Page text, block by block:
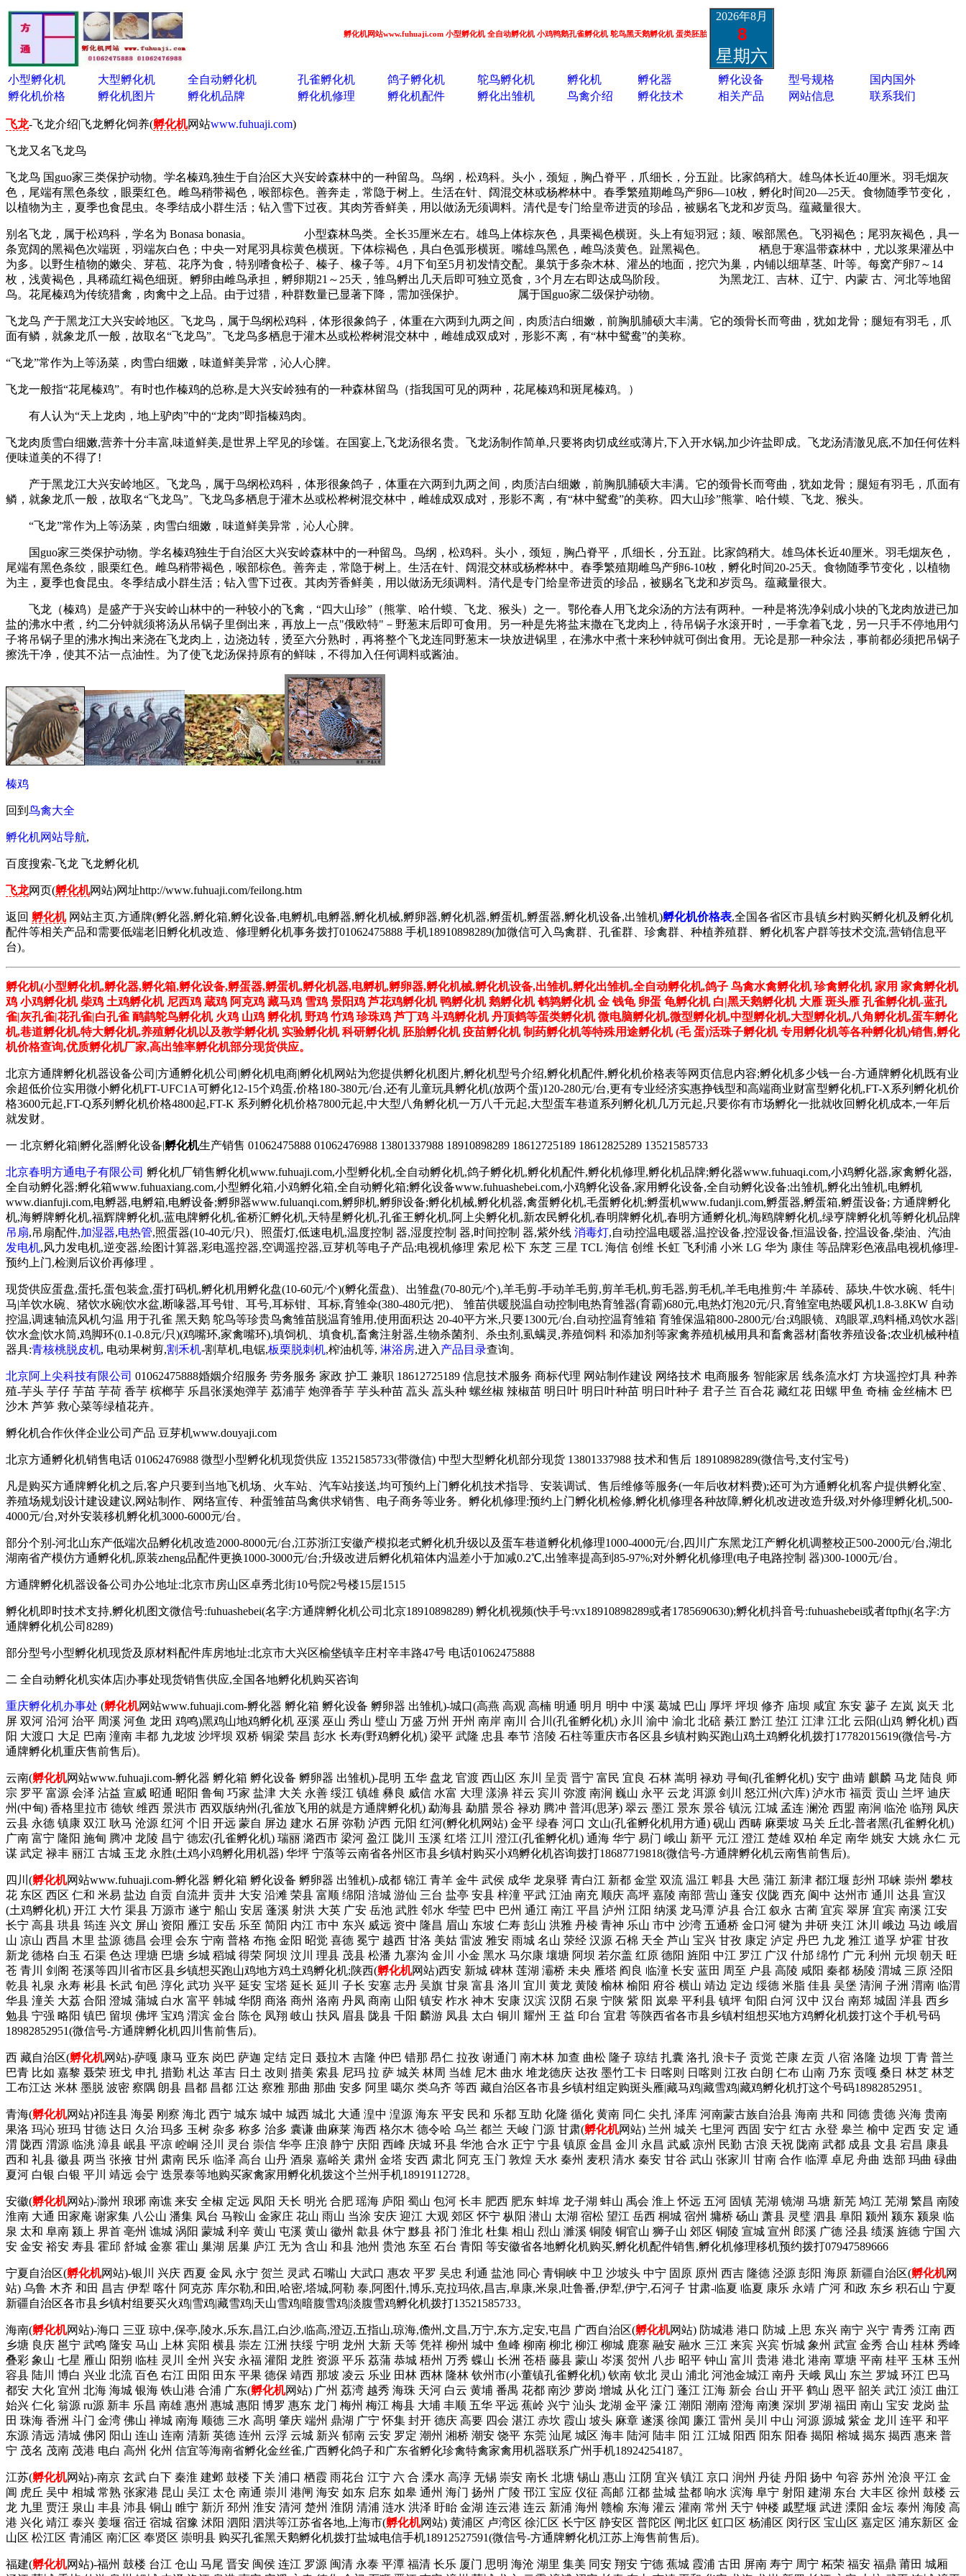
孵化机网站www.fuhuaji.com 小型孵化机 全自动孵化机 小鸡鸭鹅孔雀孵化机 鸵鸟黑天鹅孵化机 蛋类胚胎疫苗孵化机 13801337988
2026年8月
8
星期六
小型孵化机 大型孵化机 全自动孵化机 孔雀孵化机 鸽子孵化机 鸵鸟孵化机 孵化机 孵化器 孵化设备 型号规格
国内国外
孵化机价格
孵化机图片 孵化机品牌 孵化机修理 孵化机配件 孵化出雏机 鸟禽介绍 孵化技术 相关产品 网站信息 联系我们
飞龙-飞龙介绍|飞龙孵化饲养(孵化机网站www.fuhuaji.com)
飞龙又名飞龙鸟
飞龙鸟 国guo家三类保护动物。学名榛鸡,独生于自治区大兴安岭森林中的一种留鸟。鸟纲，松鸡科。头小，颈短，胸凸脊平，爪细长，分五趾。比家鸽稍大。雄鸟体长近40厘米。羽毛烟灰
色，尾端有黑色条纹，眼栗红色。雌鸟稍带褐色，喉部棕色。善奔走，常隐于树上。生活在针、阔混交林或杨桦林中。春季繁殖期雌鸟产卵6—10枚，孵化时间20—25天。食物随季节变化，
以植物为主，夏季也食昆虫。冬季结成小群生活；钻入雪下过夜。其肉芳香鲜美，用以做汤无须调料。清代是专门给皇帝进贡的珍品，被赐名飞龙和岁贡鸟。蕴藏量很大。
别名飞龙，属于松鸡科，学名为 Bonasa bonasia。 小型森林鸟类。全长35厘米左右。雄鸟上体棕灰色，具栗褐色横斑。头上有短羽冠；颏、喉部黑色。飞羽褐色；尾羽灰褐色，具一
条宽阔的黑褐色次端斑，羽端灰白色；中央一对尾羽具棕黄色横斑。下体棕褐色，具白色弧形横斑。嘴雄鸟黑色，雌鸟淡黄色。趾黑褐色。 栖息于寒温带森林中，尤以浆果灌丛中
为多。以野生植物的嫩尖、芽苞、花序为食，特别嗜食松子、榛子、橡子等。4月下旬至5月初发情交配。巢筑于多杂木林、灌丛的地面，挖穴为巢，内铺以细草茎、叶等。每窝产卵7～14
枚，浅黄褐色，具稀疏红褐色细斑。孵卵由雌鸟承担，孵卵期21～25天，雏鸟孵出几天后即可独立觅食，3个月左右即达成鸟阶段。 为黑龙江、吉林、辽宁、内蒙 古、河北等地留
鸟。花尾榛鸡为传统猎禽，肉禽中之上品。由于过猎，种群数量已显著下降，需加强保护。 属于国guo家二级保护动物。
飞龙鸟 产于黑龙江大兴安岭地区。飞龙鸟，属于鸟纲松鸡科，体形很象鸽子，体重在六两到九两之间，肉质洁白细嫩，前胸肌脯硕大丰满。它的颈骨长而弯曲，犹如龙骨；腿短有羽毛，爪
面有鳞，就象龙爪一般，故取名“飞龙鸟”。飞龙鸟多栖息于灌木丛或松桦树混交林中，雌雄成双成对，形影不离，有“林中鸳鸯”的美称。
“飞龙”常作为上等汤菜，肉雪白细嫩，味道鲜美异常，沁人心脾。
飞龙一般指“花尾榛鸡”。有时也作榛鸡的总称,是大兴安岭独有的一种森林留鸟（指我国可见的两种，花尾榛鸡和斑尾榛鸡。）
有人认为“天上龙肉，地上驴肉”中的“龙肉”即指榛鸡肉。
飞龙肉质雪白细嫩,营养十分丰富,味道鲜美,是世界上罕见的珍馐。在国宴上,飞龙汤很名贵。飞龙汤制作简单,只要将肉切成丝或薄片,下入开水锅,加少许盐即成。飞龙汤清澈见底,不加任何佐料
便味道美的不得了!
产于黑龙江大兴安岭地区。飞龙鸟，属于鸟纲松鸡科，体形很象鸽子，体重在六两到九两之间，肉质洁白细嫩，前胸肌脯硕大丰满。它的颈骨长而弯曲，犹如龙骨；腿短有羽毛，爪面有
鳞，就象龙爪一般，故取名“飞龙鸟”。飞龙鸟多栖息于灌木丛或松桦树混交林中，雌雄成双成对，形影不离，有“林中鸳鸯”的美称。四大山珍”熊掌、哈什蟆、飞龙、猴头。
“飞龙”常作为上等汤菜，肉雪白细嫩，味道鲜美异常，沁人心脾。
国guo家三类保护动物。学名榛鸡独生于自治区大兴安岭森林中的一种留鸟。鸟纲，松鸡科。头小，颈短，胸凸脊平，爪细长，分五趾。比家鸽稍大。雄鸟体长近40厘米。羽毛烟灰色，
尾端有黑色条纹，眼栗红色。雌鸟稍带褐色，喉部棕色。善奔走，常隐于树上。生活在针、阔混交林或杨桦林中。春季繁殖期雌鸟产卵6-10枚，孵化时间20-25天。食物随季节变化，以植物
为主，夏季也食昆虫。冬季结成小群生活；钻入雪下过夜。其肉芳香鲜美，用以做汤无须调料。清代是专门给皇帝进贡的珍品，被赐名飞龙和岁贡鸟。蕴藏量很大。
飞龙（榛鸡）是盛产于兴安岭山林中的一种较小的飞禽，“四大山珍”（熊掌、哈什蟆、飞龙、猴头）之一。鄂伦春人用飞龙氽汤的方法有两种。一种是将洗净剁成小块的飞龙肉放进已加
盐的沸水中煮，约二分钟就须将汤从吊锅子里倒出来，再放上一点"俄欧特"－野葱末后即可食用。另一种是先将盐末撒在飞龙肉上，待吊锅子水滚开时，一手拿着飞龙，另一只手不停地用勺
子将吊锅子里的沸水掏出来浇在飞龙肉上，边浇边转，烫至六分熟时，再将整个飞龙连同野葱末一块放进锅里，在沸水中煮十来秒钟就可倒出食用。无论是那一种氽法，事前都必须把吊锅子
擦洗干净，使其不沾一点油性。为了使飞龙汤保持原有的鲜味，不得加入任何调料或酱油。
榛鸡
回到 鸟禽大全
孵化机网站导航,
百度搜索-飞龙 飞龙孵化机
飞龙网页(孵化机网站)网址http://www.fuhuaji.com/feilong.htm
返回 孵化机网站主页,方通牌(孵化器,孵化箱,孵化设备,电孵机,电孵器,孵化机械,孵卵器,孵化机器,孵蛋机,孵蛋器,孵化机设备,出雏机)孵化机价格表,全国各省区市县镇乡村购买孵化机及孵化机
配件等相关产品和需要低端老旧孵化机改造、修理孵化机事务拨打01062475888 手机18910898289(加微信可入鸟禽群、孔雀群、珍禽群、种植养殖群、孵化机客户群等技术交流,营销信息平
台)。
孵化机(小型孵化机,孵化器,孵化箱,孵化设备,孵蛋器,孵蛋机,孵化机器,电孵机,孵卵器,孵化机械,孵化机设备,出雏机,孵化出雏机,全自动孵化机,鸽子 鸟禽水禽孵化机 珍禽孵化机 家用 家禽孵化机
鸡 小鸡孵化机 柴鸡 土鸡孵化机 尼西鸡 蔵鸡 阿克鸡 藏马鸡 雪鸡 景阳鸡 芦花鸡孵化机 鸭孵化机 鹅孵化机 鹌鹑孵化机 金 钱龟 卵蛋 龟孵化机 白|黑天鹅孵化机 大雁 斑头雁 孔雀孵化机-蓝孔
雀|灰孔雀|花孔雀|白孔雀 鸸鹋鸵鸟孵化机 火鸡 山鸡 孵化机 野鸡 竹鸡 珍珠鸡 芦丁鸡 斗鸡孵化机 丹顶鹤等蛋类孵化机 微电脑孵化机,微型孵化机,中型孵化机,大型孵化机,八角孵化机,蛋车孵化
机,巷道孵化机,特大孵化机,养殖孵化机以及教学孵化机 实验孵化机 科研孵化机 胚胎孵化机 疫苗孵化机 制药孵化机等特殊用途孵化机 (毛 蛋)活珠子孵化机 专用孵化机等各种孵化机)销售,孵化
机价格查询,优质孵化机厂家,高出雏率孵化机部分现货供应。
北京方通牌孵化机器设备公司|方通孵化机公司|孵化机电商|孵化机网站为您提供孵化机图片,孵化机型号介绍,孵化机配件,孵化机价格表等网页信息内容;孵化机多少钱一台-方通牌孵化机既有业
余超低价位实用微小孵化机FT-UFC1A可孵化12-15个鸡蛋,价格180-380元/台,还有儿童玩具孵化机(放两个蛋)120-280元/台,更有专业经济实惠挣钱型和高端商业财富型孵化机,FT-X系列孵化机价
格3600元起,FT-Q系列孵化机价格4800起,FT-K 系列孵化机价格7800元起,中大型八角孵化机一万八千元起,大型蛋车巷道系列孵化机几万元起,只要你有市场孵化一批就收回孵化机成本,一年后
就发财。
一 北京孵化箱|孵化器|孵化设备|孵化机生产销售 01062475888 01062476988 13801337988 18910898289 18612725189 18612825289 13521585733
北京春明方通电子有限公司 孵化机厂销售孵化机www.fuhuaji.com,小型孵化机,全自动孵化机,鸽子孵化机,孵化机配件,孵化机修理,孵化机品牌;孵化器www.fuhuaqi.com,小鸡孵化器,家禽孵化器,
全自动孵化器;孵化箱www.fuhuaxiang.com,小型孵化箱,小鸡孵化箱,全自动孵化箱;孵化设备www.fuhuashebei.com,小鸡孵化设备,家用孵化设备,全自动孵化设备;出雏机,孵化出雏机,电孵机
www.dianfuji.com,电孵器,电孵箱,电孵设备;孵卵器www.fuluanqi.com,孵卵机,孵卵设备;孵化机械,孵化机器,禽蛋孵化机,毛蛋孵化机;孵蛋机www.fudanji.com,孵蛋器,孵蛋箱,孵蛋设备; 方通牌孵化
机,海孵牌孵化机,福辉牌孵化机,蓝电牌孵化机,雀桥汇孵化机,天特星孵化机,孔雀王孵化机,阿上尖孵化机,新农民孵化机,春明牌孵化机,春明方通孵化机,海鸥牌孵化机,绿亨牌孵化机等孵化机品牌
吊扇,吊扇配件,加湿器,电热管,照蛋器(10-40元/只)、照蛋灯,低速电机,温度控制 器,湿度控制 器,时间控制 器,紫外线 消毒灯,自动控温电暖器,温控设备,控湿设备,恒温设备, 控温设备,柴油、汽油
发电机,风力发电机,逆变器,绘图计算器,彩电遥控器,空调遥控器,豆芽机等电子产品;电视机修理 索尼 松下 东芝 三星 TCL 海信 创维 长虹 飞利浦 小米 LG 华为 康佳 等品牌彩色液晶电视机修理-
预约上门,检测后议价再修理 。
现货供应蛋盘,蛋托,蛋包装盒,蛋打码机,孵化机用孵化盘(10-60元/个)(孵化蛋盘)、出雏盘(70-80元/个),羊毛剪-手动羊毛剪,剪羊毛机,剪毛器,剪毛机,羊毛电推剪;牛 羊舔砖、舔块,牛饮水碗、牦牛|
马|羊饮水碗、猪饮水碗|饮水盆,断喙器,耳号钳、耳号,耳标钳、耳标,育雏伞(380-480元/把)、 雏苗供暖脱温自动控制电热育雏器(育霸)680元,电热灯泡20元/只,育雏室电热暖风机1.8-3.8KW 自动
控温,调速轴流风机匀温 用于孔雀 黑天鹅 鸵鸟等珍贵鸟禽雏苗脱温育雏用,使用面积达 20-40平方米,只要1300元/台,自动控温育雏箱 育雏保温箱800-2800元/台;鸡眼镜、鸡眼罩,鸡料桶,鸡饮水器|
饮水盒|饮水筒,鸡脚环(0.1-0.8元/只)(鸡嘴环,家禽嘴环),填饲机、填食机,畜禽注射器,生物杀菌剂、杀虫剂,虱螨灵,养殖饲料 和添加剂等家禽养殖机械用具和畜禽器材|畜牧养殖设备;农业机械种植
器具:青核桃脱皮机, 电动果树剪,割禾机-割草机,电锯,板栗脱刺机,榨油机等, 淋浴房,进入 产品目录查询。
北京阿上尖科技有限公司 01062475888婚姻介绍服务 劳务服务 家政 护工 兼职 18612725189 信息技术服务 商标代理 网站制作建设 网络技术 电商服务 智能家居 线条流水灯 方块遥控灯具 种养
殖-芋头 芋仔 芋苗 芋荷 香芋 槟榔芋 乐昌张溪炮弹芋 荔浦芋 炮弹香芋 芋头种苗 藠头 藠头种 螺丝椒 辣椒苗 明日叶 明日叶种苗 明日叶种子 君子兰 百合花 藏红花 田螺 甲鱼 奇楠 金丝楠木 巴
沙木 芦笋 救心菜等绿植花卉。
孵化机合作伙伴企业公司产品 豆芽机www.douyaji.com
北京方通孵化机销售电话 01062476988 微型小型孵化机现货供应 13521585733(带微信) 中型大型孵化机部分现货 13801337988 技术和售后 18910898289(微信号,支付宝号)
凡是购买方通牌孵化机之后,客户只要到当地飞机场、火车站、汽车站接送,均可预约上门孵化机技术指导、安装调试、售后维修等服务(一年后收材料费);还可为方通孵化机客户提供孵化室、
养殖场规划设计建设建议,网站制作、网络宣传、种蛋雏苗鸟禽供求销售、电子商务等业务。孵化机修理:预约上门孵化机检修,孵化机修理各种故障,孵化机改进改造升级,对外修理孵化机,500-
4000元/台,对外安装移机孵化机3000-6000元/台。
部分个别-河北山东产低端次品孵化机改造2000-8000元/台,江苏浙江安徽产模拟老式孵化机升级以及蛋车巷道孵化机修理1000-4000元/台,四川广东黑龙江产孵化机调整校正500-2000元/台,湖北
湖南省产模仿方通孵化机,原装zheng品配件更换1000-3000元/台;升级改进后孵化机箱体内温差小于加减0.2℃,出雏率提高到85-97%;对外孵化机修理(电子电路控制 器)300-1000元/台。
方通牌孵化机器设备公司办公地址:北京市房山区卓秀北街10号院2号楼15层1515
孵化机即时技术支持,孵化机图文微信号:fuhuashebei(名字:方通牌孵化机公司北京18910898289) 孵化机视频(快手号:vx18910898289或者1785690630);孵化机抖音号:fuhuashebei或者ftpfhj(名字:方
通牌孵化机公司8289)
部分型号小型孵化机现货及原材料配件库房地址:北京市大兴区榆垡镇辛庄村辛丰路47号 电话01062475888
二 全自动孵化机实体店|办事处现货销售供应,全国各地孵化机购买咨询
重庆孵化机办事处 (孵化机网站www.fuhuaji.com-孵化器 孵化箱 孵化设备 孵卵器 出雏机)-城口(高燕 高观 高楠 明通 明月 明中 中溪 葛城 巴山 厚坪 坪坝 修齐 庙坝 咸宜 东安 蓼子 左岚 岚天 北
屏 双河 沿河 治平 周溪 河鱼 龙田 鸡鸣)黑鸡山地鸡孵化机 巫溪 巫山 秀山 璧山 万盛 万州 开州 南岸 南川 合川(孔雀孵化机) 永川 渝中 渝北 北碚 綦江 黔江 垫江 江津 江北 云阳(山鸡 孵化机) 酉
阳 大渡口 大足 巴南 潼南 丰都 九龙坡 沙坪坝 双桥 铜梁 荣昌 彭水 长寿(野鸡孵化机) 梁平 武隆 忠县 奉节 涪陵 石柱等重庆市各区县乡镇村购买跑山鸡土鸡孵化机拨打17782015619(微信号-方
通牌孵化机重庆售前售后)。
云南(孵化机网站www.fuhuaji.com-孵化器 孵化箱 孵化设备 孵卵器 出雏机)-昆明 五华 盘龙 官渡 西山区 东川 呈贡 晋宁 富民 宜良 石林 嵩明 禄劝 寻甸(孔雀孵化机) 安宁 曲靖 麒麟 马龙 陆良 师
宗 罗平 富源 会泽 沾益 宣威 昭通 昭阳 鲁甸 巧家 盐津 大关 永善 绥江 镇雄 彝良 威信 水富 大理 漾濞 祥云 宾川 弥渡 南涧 巍山 永平 云龙 洱源 剑川 怒江州(六库) 泸水市 福贡 贡山 兰坪 迪庆
州(中甸) 香格里拉市 德钦 维西 景洪市 西双版纳州(孔雀放飞用的就是方通牌孵化机) 勐海县 勐腊 景谷 禄劝 腾冲 普洱(思茅) 翠云 墨江 景东 景谷 镇沅 江城 孟连 澜沧 西盟 南涧 临沧 临翔 凤庆
云县 永德 镇康 双江 耿马 沧源 红河 个旧 开远 蒙自 屏边 建水 石屏 弥勒 泸西 元阳 红河(孵化机网站) 金平 绿春 河口 文山(孔雀孵化机用方通) 砚山 西畴 麻栗坡 马关 丘北-普者黑(孔雀孵化机)
广南 富宁 隆阳 施甸 腾冲 龙陵 昌宁 德宏(孔雀孵化机) 瑞丽 潞西市 梁河 盈江 陇川 玉溪 红塔 江川 澄江(孔雀孵化机) 通海 华宁 易门 峨山 新平 元江 澄江 楚雄 双柏 牟定 南华 姚安 大姚 永仁 元
谋 武定 禄丰 丽江 古城 玉龙 永胜(土鸡小鸡孵化用机器) 华坪 宁蒗等云南省各州区市县乡镇村购买小鸡孵化机咨询拨打18687719818(微信号-方通牌孵化机云南售前售后)。
四川(孵化机网站www.fuhuaji.com-孵化器 孵化箱 孵化设备 孵卵器 出雏机)-成都 锦江 青羊 金牛 武侯 成华 龙泉驿 青白江 新都 金堂 双流 温江 郫县 大邑 蒲江 新津 都江堰 彭州 邛崃 崇州 攀枝
花 东区 西区 仁和 米易 盐边 自贡 自流井 贡井 大安 沿滩 荣县 富顺 绵阳 涪城 游仙 三台 盐亭 安县 梓潼 平武 江油 南充 顺庆 高坪 嘉陵 南部 营山 蓬安 仪陇 西充 阆中 达州市 通川 达县 宣汉
(土鸡孵化机) 开江 大竹 渠县 万源市 遂宁 船山 安居 蓬溪 射洪 大英 广安 岳池 武胜 邻水 华莹 巴中 巴州 通江 南江 平昌 泸州 江阳 纳溪 龙马潭 泸县 合江 叙永 古蔺 宜宾 翠屏 宜宾 南溪 江安
长宁 高县 珙县 筠连 兴文 屏山 资阳 雁江 安岳 乐至 简阳 内江 市中 东兴 威远 资中 隆昌 眉山 东坡 仁寿 彭山 洪雅 丹棱 青神 乐山 市中 沙湾 五通桥 金口河 犍为 井研 夹江 沐川 峨边 马边 峨眉
山 凉山 西昌 木里 盐源 德昌 会理 会东 宁南 普格 布拖 金阳 昭觉 喜德 冕宁 越西 甘洛 美姑 雷波 雅安 雨城 名山 荥经 汉源 石棉 天全 芦山 宝兴 甘孜 康定 泸定 丹巴 九龙 雅江 道孚 炉霍 甘孜
新龙 德格 白玉 石渠 色达 理塘 巴塘 乡城 稻城 得荣 阿坝 汶川 理县 茂县 松潘 九寨沟 金川 小金 黑水 马尔康 壤塘 阿坝 若尔盖 红原 德阳 旌阳 中江 罗江 广汉 什邡 绵竹 广元 利州 元坝 朝天 旺
苍 青川 剑阁 苍溪等四川省市区县乡镇想买跑山鸡地方鸡土鸡孵化机;陕西(孵化机网站)西安 新城 碑林 莲湖 灞桥 未央 雁塔 阎良 临潼 长安 蓝田 周至 户县 高陵 咸阳 秦都 杨陵 渭城 三原 泾阳
乾县 礼泉 永寿 彬县 长武 旬邑 淳化 武功 兴平 延安 宝塔 延长 延川 子长 安塞 志丹 吴旗 甘泉 富县 洛川 宜川 黄龙 黄陵 榆林 榆阳 府谷 横山 靖边 定边 绥德 米脂 佳县 吴堡 清涧 子洲 渭南 临渭
华县 潼关 大荔 合阳 澄城 蒲城 白水 富平 韩城 华阴 商洛 商州 洛南 丹凤 商南 山阳 镇安 柞水 神木 安康 汉滨 汉阴 石泉 宁陕 紫 阳 岚皋 平利县 镇坪 旬阳 白河 汉中 汉台 南郑 城固 洋县 西乡
勉县 宁强 略阳 镇巴 留坝 佛坪 宝鸡 渭滨 金台 陈仓 凤翔 岐山 扶风 眉县 陇县 千阳 麟游 凤县 太白 铜川 耀州 王 益 印台 宜君 等陕西省各市县乡镇村组想买地方鸡孵化机拨打这个手机号码
18982852951(微信号-方通牌孵化机四川售前售后)。
西 藏自治区(孵化机网站)-萨嘎 康马 亚东 岗巴 萨迦 定结 定日 聂拉木 吉隆 仲巴 错那 昂仁 拉孜 谢通门 南木林 加查 曲松 隆子 琼结 扎囊 洛扎 浪卡子 贡觉 芒康 左贡 八宿 洛隆 边坝 丁青 普兰
巴青 比如 嘉黎 聂荣 班戈 申扎 措勤 札达 革吉 日土 改则 措美 索县 尼玛 拉 萨 城关 林周 当雄 尼木 曲水 堆龙德庆 达孜 墨竹工卡 日喀则 日喀则 江孜 白朗 仁布 山南 乃东 贡嘎 桑日 林芝 林芝
工布江达 米林 墨脱 波密 察隅 朗县 昌都 昌都 江达 察雅 那曲 那曲 安多 阿里 噶尔 类乌齐 等西 藏自治区各市县乡镇村组定购斑头雁|藏马鸡|藏雪鸡|藏鸡孵化机打这个号码18982852951。
青海(孵化机网站)祁连县 海晏 刚察 海北 西宁 城东 城中 城西 城北 大通 湟中 湟源 海东 平安 民和 乐都 互助 化隆 循化 黄南 同仁 尖扎 泽库 河南蒙古族自治县 海南 共和 同德 贵德 兴海 贵南
果洛 玛沁 班玛 甘德 达日 久治 玛多 玉树 杂多 称多 治多 囊谦 曲麻莱 海西 格尔木 德令哈 乌兰 都兰 天峻 门源 甘肃(孵化机网站) 兰州 城关 七里河 西固 安宁 红古 永登 皋兰 榆中 定西 安 定 通
渭 陇西 渭源 临洮 漳县 岷县 平凉 崆峒 泾川 灵台 崇信 华亭 庄浪 静宁 庆阳 西峰 庆城 环县 华池 合水 正宁 宁县 镇原 金昌 金川 永昌 武威 凉州 民勤 古浪 天祝 陇南 武都 成县 文县 宕昌 康县
西和 礼县 徽县 两当 张掖 甘州 肃南 民乐 临泽 高台 山丹 酒泉 嘉峪关 肃州 金塔 安西 肃北 阿克 玉门 敦煌 天水 秦州 麦积 清水 秦安 甘谷 武山 张家川 甘南 合作 临潭 卓尼 舟曲 迭部 玛曲 碌曲
夏河 白银 白银 平川 靖远 会宁 迭景泰等地购买家禽家用孵化机拨这个兰州手机18919112728。
安徽(孵化机网站)-滁州 琅琊 南谯 来安 全椒 定远 凤阳 天长 明光 合肥 瑶海 庐阳 蜀山 包河 长丰 肥西 肥东 蚌埠 龙子湖 蚌山 禹会 淮上 怀远 五河 固镇 芜湖 镜湖 马塘 新芜 鸠江 芜湖 繁昌 南陵
淮南 大通 田家庵 谢家集 八公山 潘集 凤台 马鞍山 金家庄 花山 雨山 当涂 安庆 迎江 大观 郊区 怀宁 枞阳 潜山 太湖 宿松 望江 岳西 桐城 宿州 墉桥 砀山 萧县 灵璧 泗县 阜阳 颍州 颍东 颍泉 临
泉 太和 阜南 颍上 界首 亳州 谯城 涡阳 蒙城 利辛 黄山 屯溪 黄山 徽州 歙县 休宁 黟县 祁门 淮北 杜集 相山 烈山 濉溪 铜陵 铜官山 狮子山 郊区 铜陵 宣城 宣州 郎溪 广德 泾县 绩溪 旌德 宁国 六
安 金安 裕安 寿县 霍邱 舒城 金寨 霍山 巢湖 居巢 庐江 无为 含山 和县 池州 贵池 东至 石台 青阳 等安徽省各地孵化机购买,孵化机配件销售,孵化机修理移机预约拨打07947589666
宁夏自治区(孵化机网站)-银川 兴庆 西夏 金凤 永宁 贺兰 灵武 石嘴山 大武口 惠农 平罗 吴忠 利通 盐池 同心 青铜峡 中卫 沙坡头 中宁 固原 原州 西吉 隆德 泾源 彭阳 海原 新疆自治区(孵化机网
站) 乌鲁 木齐 和田 昌吉 伊犁 喀什 阿克苏 库尔勒,和田,哈密,塔城,阿勒 泰,阿图什,博乐,克拉玛依,昌吉,阜康,米泉,吐鲁番,伊犁,伊宁,石河子 甘肃-临夏 临夏 康乐 永靖 广河 和政 东乡 积石山 宁夏
新疆自治区各市县乡镇村组要买火鸡|雪鸡|藏雪鸡|天山雪鸡|暗腹雪鸡|淡腹雪鸡孵化机拨打13521585733。
海南(孵化机网站)-海口 三亚 琼中,保亭,陵水,乐东,昌江,白沙,临高,澄迈,五指山,琼海,儋州,文昌,万宁,东方,定安,屯昌 广西自治区(孵化机网站) 防城港 港口 防城 上思 东兴 南宁 兴宁 青秀 江南 西
乡塘 良庆 邕宁 武鸣 隆安 马山 上林 宾阳 横县 崇左 江洲 扶绥 宁明 龙州 大新 天等 凭祥 柳州 城中 鱼峰 柳南 柳北 柳江 柳城 鹿寨 融安 融水 三江 来宾 兴宾 忻城 象州 武宣 金秀 合山 桂林 秀峰
叠彩 象山 七星 雁山 阳朔 临桂 灵川 全州 兴安 永福 灌阳 龙胜 资源 平乐 荔蒲 恭城 梧州 万秀 蝶山 长洲 苍梧 藤县 蒙山 岑溪 贺州 八步 昭平 钟山 富川 贵港 港北 港南 覃塘 平南 桂平 玉林 玉州
容县 陆川 博白 兴业 北流 百色 右江 田阳 田东 平果 德保 靖西 那坡 凌云 乐业 田林 西林 隆林 钦州市(小董镇孔雀孵化机) 钦南 钦北 灵山 浦北 河池金城江 南丹 天峨 凤山 东兰 罗城 环江 巴马
都安 大化 宜州 北海 海城 银海 铁山港 合浦 广东(孵化机网站) 广州 荔湾 越秀 海珠 天河 白云 黄埔 番禺 花都 南沙 萝岗 增城 从化 江门 蓬江 江海 新会 台山 开平 鹤山 恩平 韶关 武江 浈江 曲江
始兴 仁化 翁源 ru源 新丰 乐昌 南雄 惠州 惠城 惠阳 博罗 惠东 龙门 梅州 梅江 梅县 大埔 丰顺 五华 平远 蕉岭 兴宁 汕头 龙湖 金平 濠 江 潮阳 潮南 澄海 南澳 深圳 罗湖 福田 南山 宝安 龙岗 盐
田 珠海 香洲 斗门 金湾 佛山 禅城 南海 顺德 三水 高明 肇庆 端州 鼎湖 广宁 怀集 封开 德庆 高要 四会 湛江 赤坎 霞山 坡头 麻章 遂溪 徐闻 廉江 雷州 吴川 中山 河源 源城 紫金 龙川 连平 和平
东源 清远 清城 佛冈 阳山 连山 连南 清新 英德 连州 云浮 云城 新兴 郁南 云安 罗定 潮州 湘桥 潮安 饶平 东莞 汕尾 城区 海丰 陆河 陆丰 阳 江 江城 阳西 阳东 阳春 揭阳 榕城 揭东 揭西 惠来 普
宁 茂名 茂南 茂港 电白 高州 化州 信宜等海南省孵化金丝雀,广西孵化鸽子和广东省孵化珍禽特禽家禽用机器联系广州手机18924254187。
江苏(孵化机网站)-南京 玄武 白下 秦淮 建邺 鼓楼 下关 浦口 栖霞 雨花台 江宁 六 合 溧水 高淳 无锡 崇安 南长 北塘 锡山 惠山 江阴 宜兴 镇江 京口 润州 丹徒 丹阳 扬中 句容 苏州 沧浪 平江 金
阊 虎丘 吴中 相城 常熟 张家港 昆山 吴江 太仓 南通 崇川 港闸 海安 如东 启东 如皋 通州 海门 扬州 广陵 邗江 宝应 仪征 高邮 江都 盐城 盐都 响水 滨海 阜宁 射阳 建湖 东台 大丰区 徐州 鼓楼 云
龙 九里 贾汪 泉山 丰县 沛县 铜山 睢宁 新沂 邳州 淮安 清河 楚州 淮阴 清浦 涟水 洪泽 盱眙 金湖 连云港 连云 新浦 海州 赣榆 东海 灌云 灌南 常州 天宁 钟楼 戚墅堰 武进 溧阳 金坛 泰州 海陵 高
港 兴化 靖江 泰兴 姜堰 宿迁 宿城 宿豫 沭阳 泗阳 泗洪等江苏省各地,上海市(孵化机网站) 黄浦区 卢湾区 徐汇区 长宁区 静安区 普陀区 闸北区 虹口区 杨浦区 闵行区 宝山区 嘉定区 浦东新区 金
山区 松江区 青浦区 南汇区 奉贤区 崇明县 购买孔雀黑天鹅孵化机拨打盐城电信手机18912527591(微信号-方通牌孵化机江苏上海售前售后)。
福建(孵化机网站)-福州 鼓楼 台江 仓山 马尾 晋安 闽侯 连江 罗源 闽清 永泰 平潭 福清 长乐 厦门 思明 海沧 湖里 集美 同安 翔安 宁德 蕉城 霞浦 古田 屏南 寿宁 周宁 柘荣 福安 福鼎 莆田 城厢